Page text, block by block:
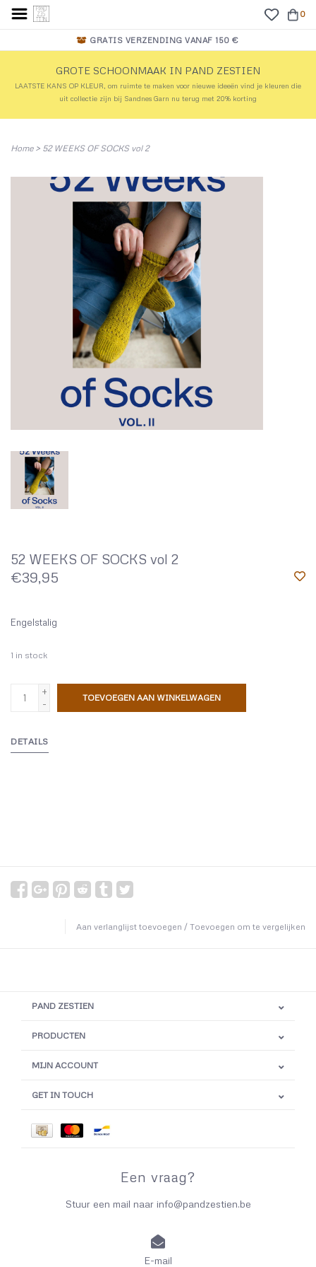
0
GRATIS VERZENDING VANAF 150 €
GROTE SCHOONMAAK IN PAND ZESTIEN
LAATSTE KANS OP KLEUR, om ruimte te maken voor nieuwe ideeën vind je kleuren die
uit collectie zijn bij Sandnes Garn nu terug met 20% korting
Home> 52 WEEKS OF SOCKS vol 2
52 WEEKS OF SOCKS vol 2
€39,95
Engelstalig
1 in stock
+
-
TOEVOEGEN AAN WINKELWAGEN
DETAILS
Aan verlanglijst toevoegen / Toevoegen om te vergelijken
PAND ZESTIEN
PRODUCTEN
MIJN ACCOUNT
GET IN TOUCH
Een vraag?
Stuur een mail naar info@pandzestien.be
E-mail